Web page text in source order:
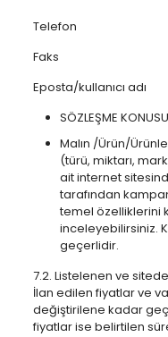
Telefon
Faks
Eposta/kullanıcı adı
SÖZLEŞME
Malın /Ürün/
(türü, miktarı,
ait internet
tarafından
temel özelliklerini
inceleyebilirsiniz.
geçerlidir.
7.2. Listelenen ve
İlan edilen fiyatlar ve
değiştirilene kadar
fiyatlar ise belirtilen